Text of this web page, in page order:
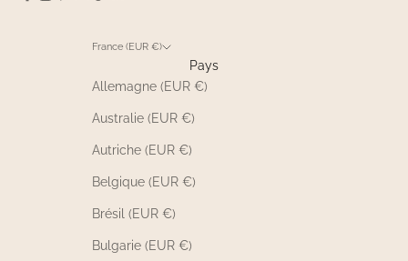
France (EUR €)
Pays
Allemagne (EUR €)
Australie (EUR €)
Autriche (EUR €)
Belgique (EUR €)
Brésil (EUR €)
Bulgarie (EUR €)